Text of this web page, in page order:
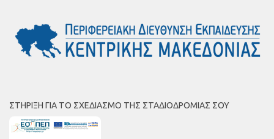
ΣΤΉΡΙΞΗ ΓΙΑ ΤΟ ΣΧΕΔΙΑΣΜΌ ΤΗΣ ΣΤΑΔΙΟΔΡΟΜΊΑΣ ΣΟΥ